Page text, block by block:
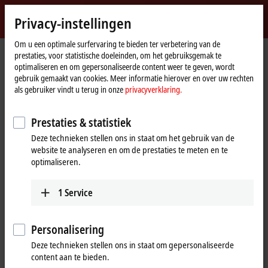
Beckhoff
-
New
Automation
Technology
Home
page
Bedrijf
Nieuws
HOF Sonderanlagenbau: XTS Hygienic for the transport of pharmaceutical
products
Wanneer u op 'Acceptere' klikt, tonen wij de video en passen we
de privacy-instellingen aan, hierbij wordt externe inhoud van
Vimeo geladen. Raadpleeg hier onze
Feb 24, 2023
Privacy-instellingen
Om u een optimale surfervaring te bieden ter verbetering van de
prestaties, voor statistische doeleinden, om het gebruiksgemak te
optimaliseren en om gepersonaliseerde content weer te geven, wordt
gebruik gemaakt van cookies. Meer informatie hierover en over uw rechten
als gebruiker vindt u terug in onze privacyverklaring.
Prestaties & statistiek
Deze technieken stellen ons in staat om het gebruik van de
website te analyseren en om de prestaties te meten en te
optimaliseren.
1 Service
Personalisering
Deze technieken stellen ons in staat om gepersonaliseerde
content aan te bieden.